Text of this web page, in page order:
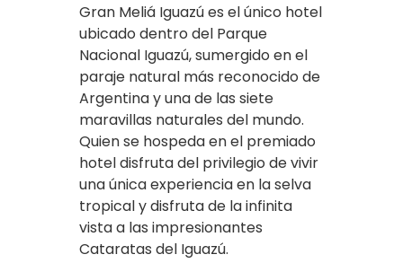
Gran Meliá Iguazú es el único hotel
ubicado dentro del Parque
Nacional Iguazú, sumergido en el
paraje natural más reconocido de
Argentina y una de las siete
maravillas naturales del mundo.
Quien se hospeda en el premiado
hotel disfruta del privilegio de vivir
una única experiencia en la selva
tropical y disfruta de la infinita
vista a las impresionantes
Cataratas del Iguazú.